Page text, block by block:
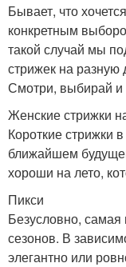
Бывает, что
конкретным
такой случай мы
стрижек на разную
Смотри, выбирай и
Женские стрижки
Короткие стрижки
ближайшем
хороши на лето,
Пикси
Безусловно,
сезонов. В
элегантно или